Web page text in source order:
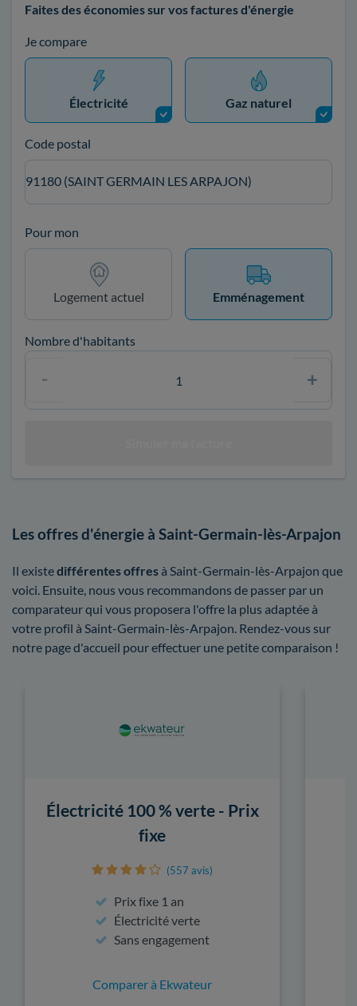
Faites des économies sur vos factures d'énergie
Je compare
Électricité Gaz naturel
Code postal
91180 (SAINT GERMAIN LES ARPAJON)
Pour mon
Logement actuel Emménagement
Nombre d'habitants
Les offres d'énergie à Saint-Germain-lès-Arpajon
Il existedifférentes offresà Saint-Germain-lès-Arpajon que
voici. Ensuite, nous vous recommandons de passer par un
comparateur qui vous proposera l'offre la plus adaptée à
votre profil à Saint-Germain-lès-Arpajon. Rendez-vous sur
notre page d'accueil pour effectuer une petite comparaison !
Électricité 100 % verte - Prix
fixe
(557 avis)
Prix fixe 1 an
Électricité verte
Sans engagement
Comparer à Ekwateur